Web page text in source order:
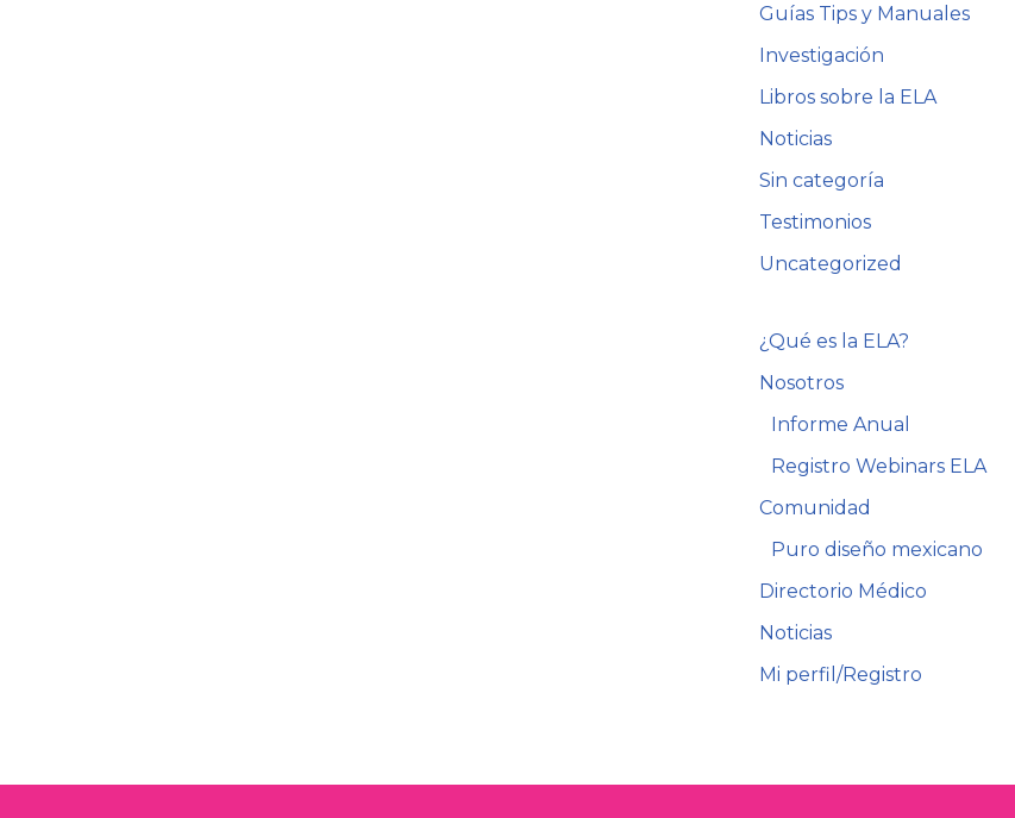
Guías Tips y Manuales
Investigación
Libros sobre la ELA
Noticias
Sin categoría
Testimonios
Uncategorized
¿Qué es la ELA?
Nosotros
Informe Anual
Registro Webinars ELA
Comunidad
Puro diseño mexicano
Directorio Médico
Noticias
Mi perfil/Registro